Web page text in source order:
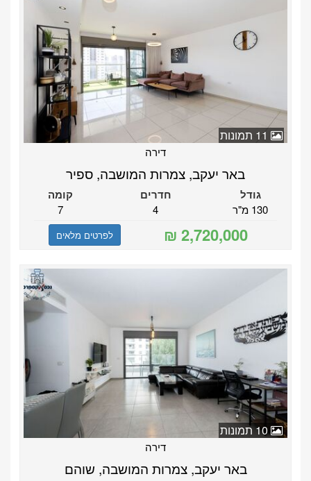
דירה
באר יעקב, צמרות המושבה, ספיר
גודל
130 מ"ר
חדרים
4
קומה
7
לפרטים מלאים
10 תמונות
דירה
באר יעקב, צמרות המושבה, שוהם